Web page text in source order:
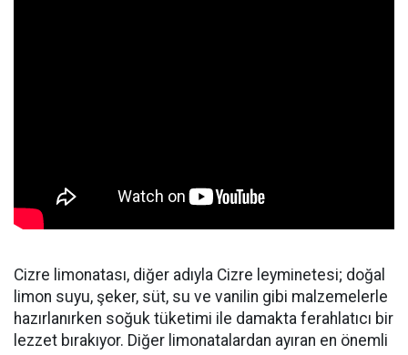
Cizre limonatası, diğer adıyla Cizre leyminetesi; doğal
limon suyu, şeker, süt, su ve vanilin gibi malzemelerle
hazırlanırken soğuk tüketimi ile damakta ferahlatıcı bir
lezzet bırakıyor. Diğer limonatalardan ayıran en önemli